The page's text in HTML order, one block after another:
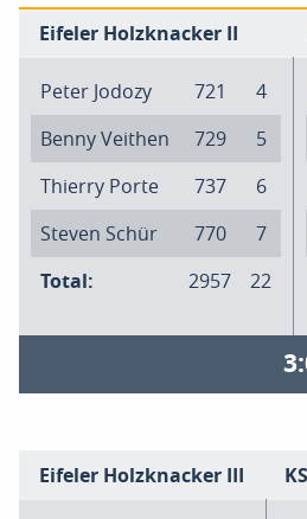
Eifeler Holzknacker II
Peter Jodozy 721
4
Benny Veithen
729
5
Thierry Porte
737
6
Steven Schür
770
7
Total:
2957 22
Eifeler Holzknacker III